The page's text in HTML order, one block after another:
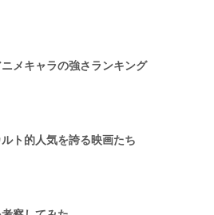
メキャラの強さランキング
ルト的人気を誇る映画たち